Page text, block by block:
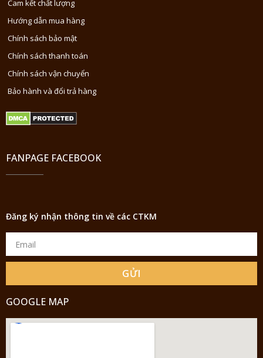
Cam kết chất lượng
Hướng dẫn mua hàng
Chính sách bảo mật
Chính sách thanh toán
Chính sách vận chuyển
Bảo hành và đổi trả hàng
FANPAGE FACEBOOK
Đăng ký nhận thông tin về các CTKM
GỬI
GOOGLE MAP